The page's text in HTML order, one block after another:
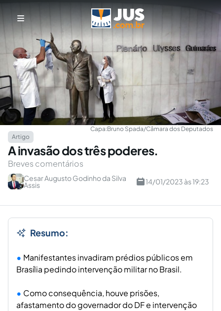
Capa:Bruno Spada/Câmara dos Deputados
Artigo
A invasão dos três poderes.
Breves comentários
Cesar Augusto Godinho da Silva
Assis 14/01/2023 às 19:23
Resumo:
Manifestantes invadiram prédios públicos em
Brasília pedindo intervenção militar no Brasil.
Como consequência, houve prisões,
afastamento do governador do DF e intervenção